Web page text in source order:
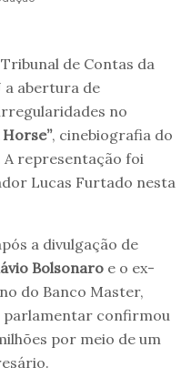
de Contas da
a abertura de
no
Horse”, cinebiografia do
representação foi
Lucas Furtado nesta
a divulgação de
Bolsonaro e o ex-
do Banco Master,
parlamentar confirmou
por meio de um